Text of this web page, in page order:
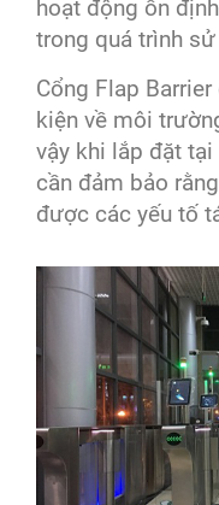
hoạt động ổn
trong quá trình
Cổng Flap
kiện về môi
vậy khi lắp đặt
cần đảm bảo
được các yếu tố